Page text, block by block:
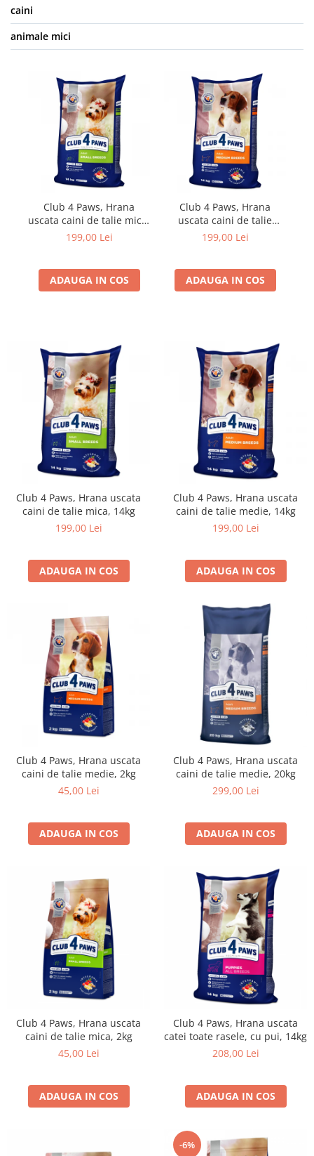
caini
animale mici
Club 4 Paws, Hrana
uscata caini de talie mica,
14kg
199,00 Lei
ADAUGA IN COS
Club 4 Paws, Hrana
uscata caini de talie
medie, 14kg
199,00 Lei
ADAUGA IN COS
Club 4 Paws, Hrana uscata
caini de talie mica, 14kg
199,00 Lei
ADAUGA IN COS
Club 4 Paws, Hrana uscata
caini de talie medie, 14kg
199,00 Lei
ADAUGA IN COS
Club 4 Paws, Hrana uscata
caini de talie medie, 2kg
45,00 Lei
ADAUGA IN COS
Club 4 Paws, Hrana uscata
caini de talie medie, 20kg
299,00 Lei
ADAUGA IN COS
Club 4 Paws, Hrana uscata
caini de talie mica, 2kg
45,00 Lei
ADAUGA IN COS
Club 4 Paws, Hrana uscata
catei toate rasele, cu pui, 14kg
208,00 Lei
ADAUGA IN COS
-6%